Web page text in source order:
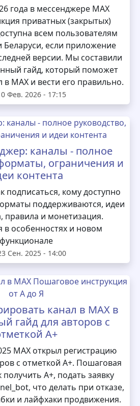
года в мессенджере MAX
приватных (закрытых)
всем пользователям
Беларуси, если приложение
версии. Мы составили
гайд, который поможет
в MAX и вести его правильно.
Фев. 2026 - 17:15
каналы - полное
ограничения и
контента
подписаться, кому доступно
поддерживаются, идеи
правила и монетизация.
в особенностях и новом
функционале
Сен. 2025 - 14:00
канал в MAX в
гайд для авторов с
А+
MAX открыл регистрацию
с отметкой А+. Пошаговая
получить А+, подать заявку
что делать при отказе,
и лайфхаки продвижения.